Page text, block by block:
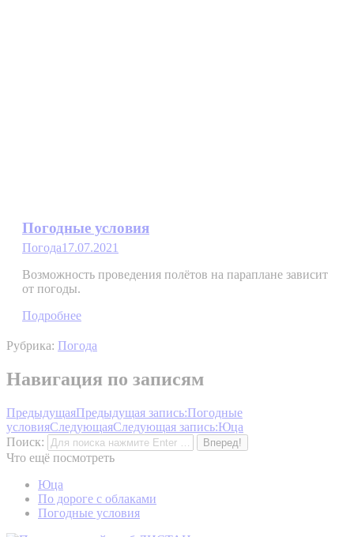
Погодные условия
Погода17.07.2021
Возможность проведения полётов на параплане зависит
от погоды.
Подробнее
Рубрика: Погода
Навигация по записям
ПредыдущаяПредыдущая запись:Погодные
условияСледующаяСледующая запись:Юца
Поиск:
Что ещё посмотреть
Юца
По дороге с облаками
Погодные условия